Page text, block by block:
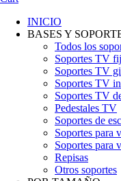
INICIO
BASES Y
Todos los
Soportes TV
Soportes TV
Soportes TV
Soportes TV
Pedestales TV
Soportes de
Soportes para
Soportes para
Repisas
Otros soportes